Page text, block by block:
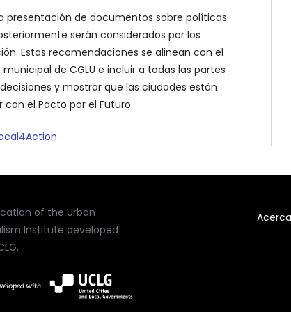
presentación de documentos sobre políticas
serán considerados por los
Estas recomendaciones se alinean con el
de CGLU e incluir a todas las partes
y mostrar que las ciudades están
el Pacto por el Futuro.
of the Urban
Institute developed
Acerca